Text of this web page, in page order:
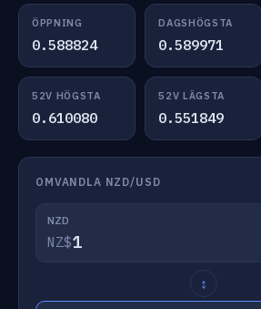
ÖPPNING
0.588824
DAGSHÖGSTA
0.589971
52V HÖGSTA
0.610080
52V LÄGSTA
0.551849
OMVANDLA NZD/USD
NZD
NZ$
↕